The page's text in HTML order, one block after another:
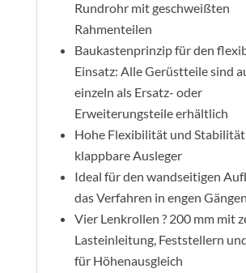
mennyiség
Rundrohr mit geschweißten
Rahmenteilen
Baukastenprinzip für den
Einsatz: Alle Gerüstteile sind
einzeln als Ersatz- oder
Erweiterungsteile erhältlich
Hohe Flexibilität und
klappbare Ausleger
Ideal für den wandseitigen
das Verfahren in engen Gängen
Vier Lenkrollen ? 200 mm mit
Lasteinleitung, Feststellern
für Höhenausgleich